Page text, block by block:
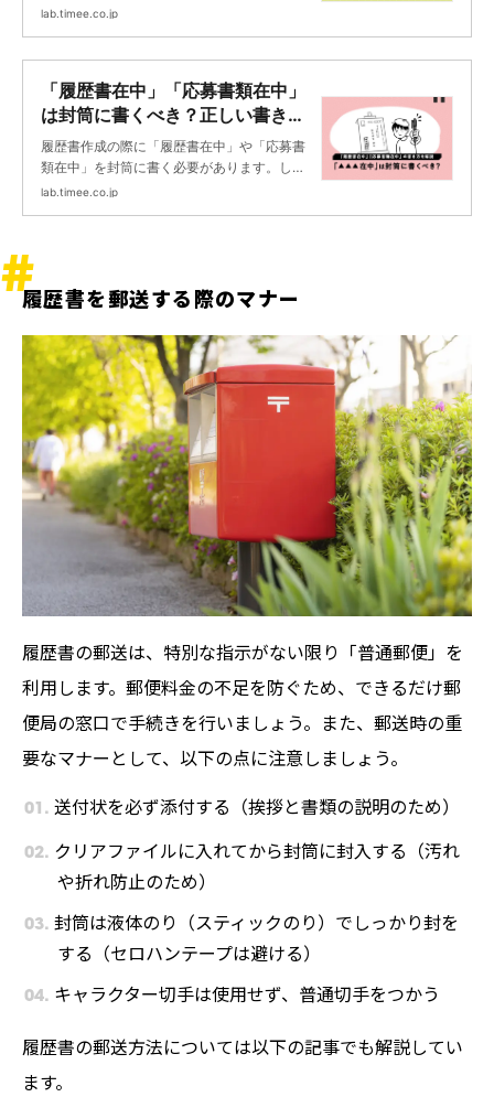
ではないでしょうか。履歴書だけでなく封筒
方について、マナーや注意点を交えながら詳
しく解説します。
lab.timee.co.jp
「履歴書在中」「応募書類在中」
は封筒に書くべき？正しい書き方
を解説 | タイミーラボ - スキマで
働く、世界が広がる。
履歴書作成の際に「履歴書在中」や「応募書
類在中」を封筒に書く必要があります。しか
し、具体的にどのように書けばいいのかわか
「応募書類在中」の違いや使い分け方、具体
的な記載方法のコツまで、実践的なアドバイ
スもお伝えしますので、参考にしてみてくだ
さい。
lab.timee.co.jp
履歴書を郵送する際のマナー
履歴書の郵送は、特別な指示がない限り「普通郵便」を
利用します。郵便料金の不足を防ぐため、できるだけ郵
便局の窓口で手続きを行いましょう。また、郵送時の重
要なマナーとして、以下の点に注意しましょう。
送付状を必ず添付する（挨拶と書類の説明のため）
クリアファイルに入れてから封筒に封入する（汚れ
や折れ防止のため）
封筒は液体のり（スティックのり）でしっかり封を
する（セロハンテープは避ける）
キャラクター切手は使用せず、普通切手をつかう
履歴書の郵送方法については以下の記事でも解説してい
ます。